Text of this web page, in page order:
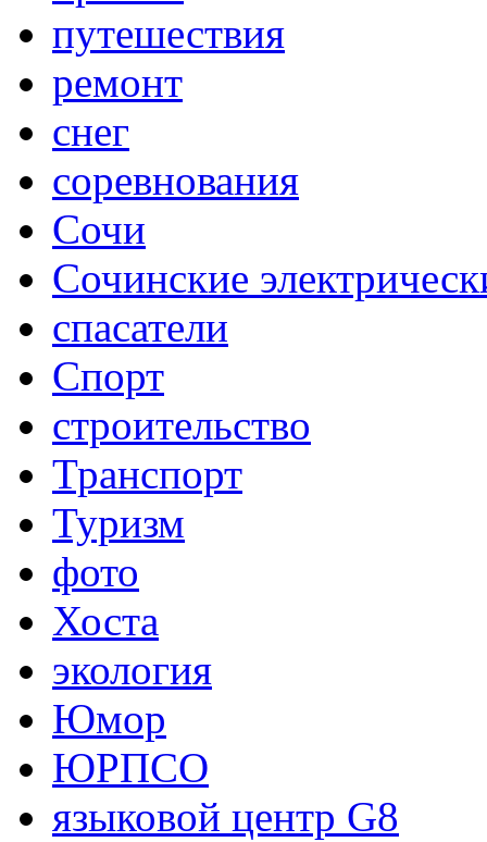
путешествия
ремонт
снег
соревнования
Сочи
Сочинские
спасатели
Спорт
строительство
Транспорт
Туризм
фото
Хоста
экология
Юмор
ЮРПСО
языковой центр G8